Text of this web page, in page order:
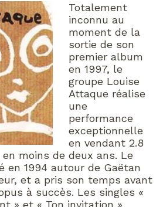
Totalement
inconnu au
moment de la
sortie de son
premier album
en 1997, le
groupe Louise
Attaque réalise
une
performance
exceptionnelle
en vendant 2.8
moins de deux ans. Le
en 1994 autour de Gaëtan
et a pris son temps avant
à succès. Les singles «
» et « Ton invitation »